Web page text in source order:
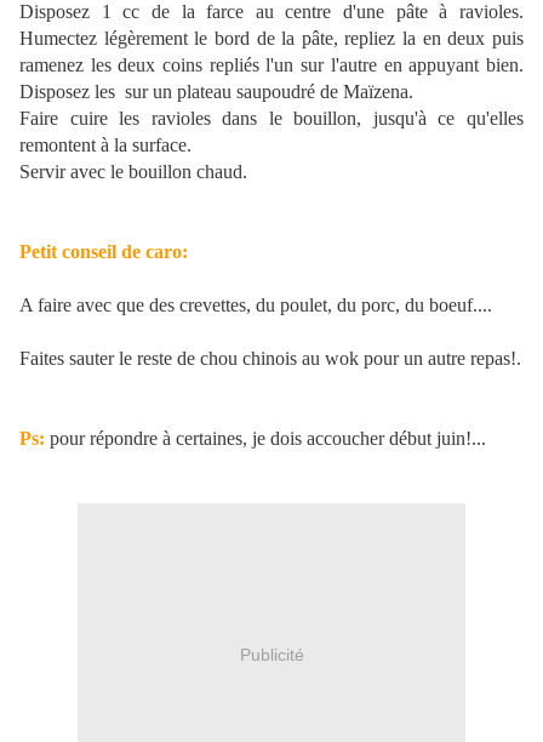
Disposez 1 cc de la farce au centre d'une pâte à ravioles.
Humectez légèrement le bord de la pâte, repliez la en deux puis
ramenez les deux coins repliés l'un sur l'autre en appuyant bien.
Disposez les sur un plateau saupoudré de Maïzena.
Faire cuire les ravioles dans le bouillon, jusqu'à ce qu'elles
remontent à la surface.
Servir avec le bouillon chaud.
Petit conseil de caro:
A faire avec que des crevettes, du poulet, du porc, du boeuf....
Faites sauter le reste de chou chinois au wok pour un autre repas!.
Ps: pour répondre à certaines, je dois accoucher début juin!...
Publicité